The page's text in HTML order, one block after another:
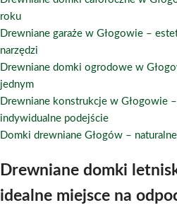
roku
Drewniane garaże w Głogowie –
narzędzi
Drewniane domki ogrodowe w
jednym
Drewniane konstrukcje w Głogowie
indywidualne podejście
Domki drewniane Głogów –
Drewniane domki
idealne miejsce na